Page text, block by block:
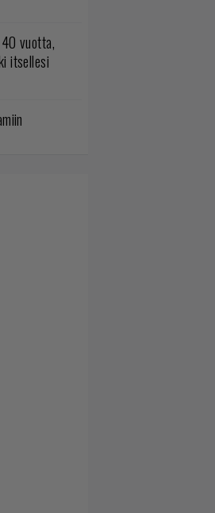
vuotta,
itsellesi